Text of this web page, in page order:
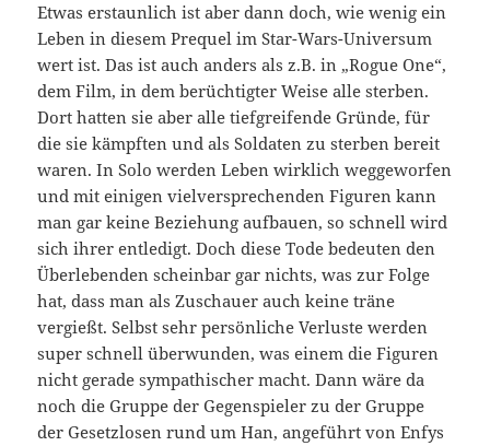
Etwas erstaunlich ist aber dann doch, wie wenig ein
Leben in diesem Prequel im Star-Wars-Universum
wert ist. Das ist auch anders als z.B. in „Rogue One“,
dem Film, in dem berüchtigter Weise alle sterben.
Dort hatten sie aber alle tiefgreifende Gründe, für
die sie kämpften und als Soldaten zu sterben bereit
waren. In Solo werden Leben wirklich weggeworfen
und mit einigen vielversprechenden Figuren kann
man gar keine Beziehung aufbauen, so schnell wird
sich ihrer entledigt. Doch diese Tode bedeuten den
Überlebenden scheinbar gar nichts, was zur Folge
hat, dass man als Zuschauer auch keine träne
vergießt. Selbst sehr persönliche Verluste werden
super schnell überwunden, was einem die Figuren
nicht gerade sympathischer macht. Dann wäre da
noch die Gruppe der Gegenspieler zu der Gruppe
der Gesetzlosen rund um Han, angeführt von Enfys